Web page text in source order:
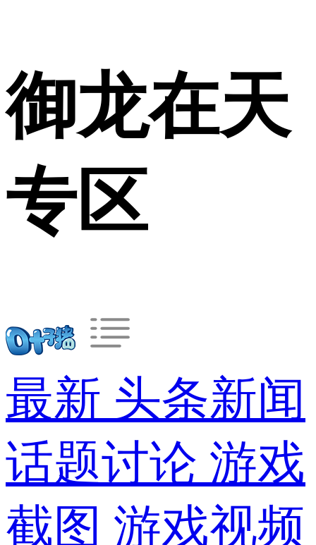
御龙在天
专区
最新 头条新闻
话题讨论 游戏
截图 游戏视频